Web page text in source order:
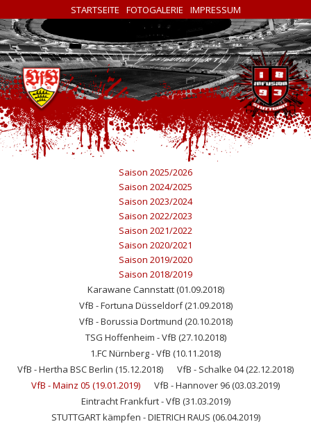
STARTSEITE FOTOGALERIE IMPRESSUM
Saison 2025/2026
Saison 2024/2025
Saison 2023/2024
Saison 2022/2023
Saison 2021/2022
Saison 2020/2021
Saison 2019/2020
Saison 2018/2019
Karawane Cannstatt (01.09.2018)
VfB - Fortuna Düsseldorf (21.09.2018)
VfB - Borussia Dortmund (20.10.2018)
TSG Hoffenheim - VfB (27.10.2018)
1.FC Nürnberg - VfB (10.11.2018)
VfB - Hertha BSC Berlin (15.12.2018)
VfB - Schalke 04 (22.12.2018)
VfB - Mainz 05 (19.01.2019)
VfB - Hannover 96 (03.03.2019)
Eintracht Frankfurt - VfB (31.03.2019)
STUTTGART kämpfen - DIETRICH RAUS (06.04.2019)